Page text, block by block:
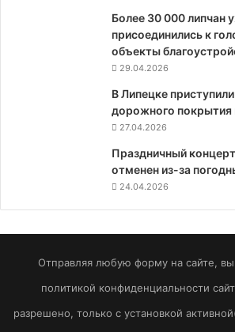
Более 30 000 липчан
присоединились к
объекты
29.04.2026
В Липецке
дорожного
27.04.2026
Праздничный
отменен из-за
24.04.2026
Отправляя любую форму на сайте, вы
политикой конфиденциальности
разрешено, только с установкой